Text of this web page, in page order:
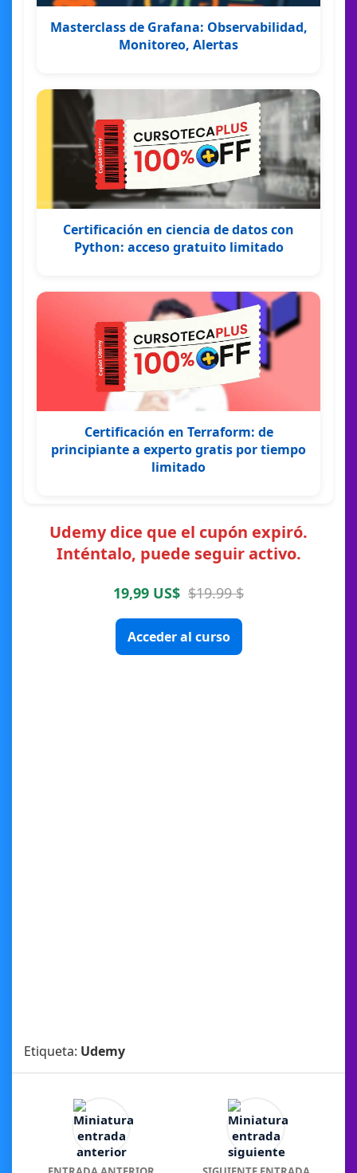
Masterclass de Grafana: Observabilidad,
Monitoreo, Alertas
Certificación en ciencia de datos con
Python: acceso gratuito limitado
Certificación en Terraform: de
principiante a experto gratis por tiempo
limitado
Udemy dice que el cupón expiró.
Inténtalo, puede seguir activo.
19,99 US$ $19.99 $
Acceder al curso
Etiqueta: Udemy